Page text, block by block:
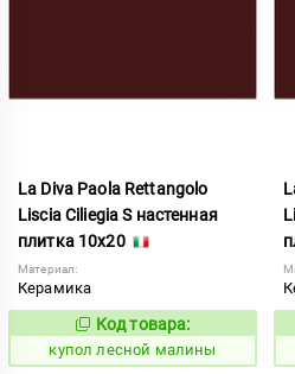
La Diva Paola Rettangolo
Liscia Ciliegia S настенная
плитка 10x20
Материал:
Керамика
849546
Код товара:
купол лесной малины